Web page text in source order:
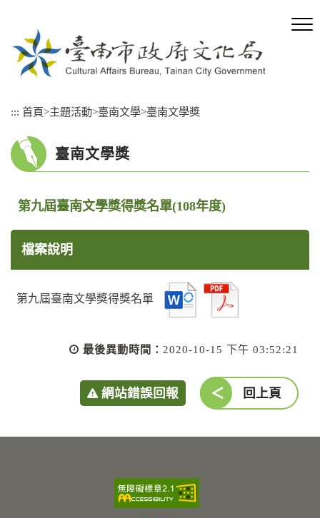
::: 首頁>主題活動>臺南文學>臺南文學獎
臺南文學獎
第九屆臺南文學獎得獎名單(108年度)
檔案說明
第九屆臺南文學獎得獎名單
最後異動時間： 2020-10-15 下午 03:52:21
網站錯誤回報 回上頁